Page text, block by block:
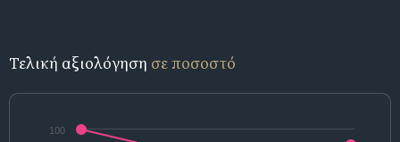
Τελική αξιολόγηση σε ποσοστό
100